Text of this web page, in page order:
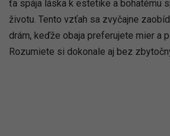
ťa spája láska k estetike a bohatému
životu. Tento vzťah sa zvyčajne
drám, keďže obaja preferujete mier a
Rozumiete si dokonale aj bez